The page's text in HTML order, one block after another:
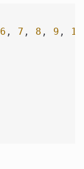
6 , 7 , 8 , 9 , 10